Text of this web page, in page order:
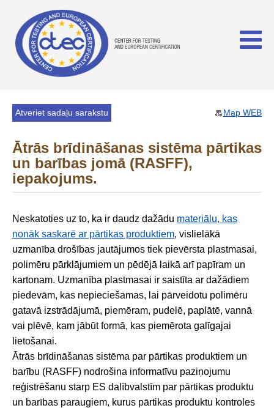
Map WEB
Atveriet sadaļu sarakstu
Ātrās brīdināšanas sistēma pārtikas
un barības jomā (RASFF),
iepakojums.
Neskatoties uz to, ka ir daudz dažādu materiālu, kas
nonāk saskarē ar pārtikas produktiem, vislielākā
uzmanība drošības jautājumos tiek pievērsta plastmasai,
polimēru pārklājumiem un pēdējā laikā arī papīram un
kartonam. Uzmanība plastmasai ir saistīta ar dažādiem
piedevām, kas nepieciešamas, lai pārveidotu polimēru
gatavā izstrādājumā, piemēram, pudelē, paplātē, vannā
vai plēvē, kam jābūt formā, kas piemērota galīgajai
lietošanai.
Ātrās brīdināšanas sistēma par pārtikas produktiem un
barību (RASFF) nodrošina informatīvu paziņojumu
reģistrēšanu starp ES dalībvalstīm par pārtikas produktu
un barības paraugiem, kurus pārtikas produktu kontroles